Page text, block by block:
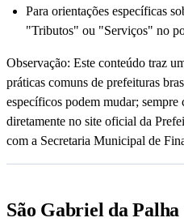
Para orientações específicas
"Tributos" ou "Serviços" no
Observação: Este conteúdo traz
práticas comuns de prefeituras
específicos podem mudar; sempre
diretamente no site oficial da
com a Secretaria Municipal de
São Gabriel da